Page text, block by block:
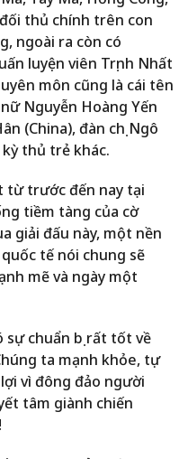
thủ chính trên con
ngoài ra còn có
luyện viên Trịnh Nhất
môn cũng là cái tên
Nguyễn Hoàng Yến
(China), đàn chị Ngô
thủ trẻ khác.
từ trước đến nay tại
tiềm tàng của cờ
giải đấu này, một nền
tế nói chung sẽ
mẽ và ngày một
sự chuẩn bị rất tốt về
ta mạnh khỏe, tự
vì đông đảo người
tâm giành chiến